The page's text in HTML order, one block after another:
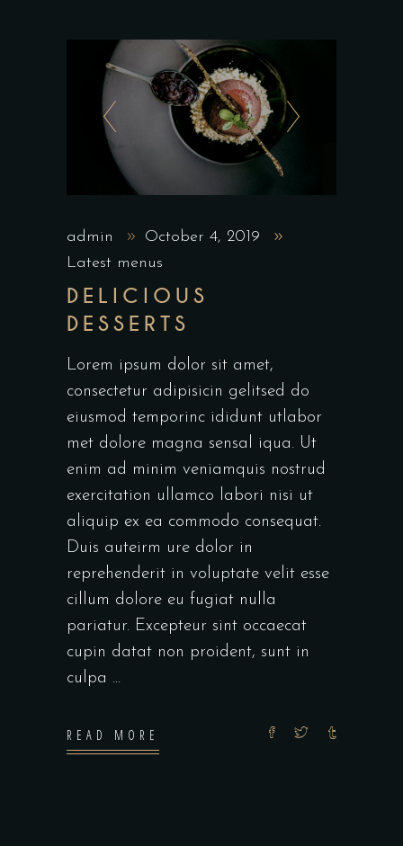
admin
October 4, 2019
Latest menus
DELICIOUS
DESSERTS
Lorem ipsum dolor sit amet,
consectetur adipisicin gelitsed do
eiusmod temporinc ididunt utlabor
met dolore magna sensal iqua. Ut
enim ad minim veniamquis nostrud
exercitation ullamco labori nisi ut
aliquip ex ea commodo consequat.
Duis auteirm ure dolor in
reprehenderit in voluptate velit esse
cillum dolore eu fugiat nulla
pariatur. Excepteur sint occaecat
cupin datat non proident, sunt in
culpa
READ MORE